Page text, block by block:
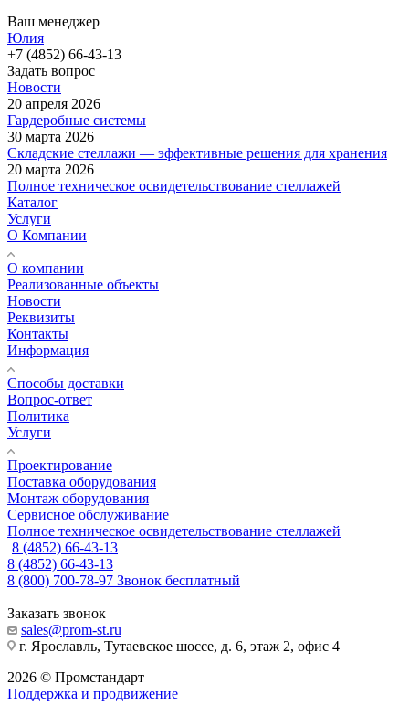
Ваш менеджер
Юлия
+7 (4852) 66-43-13
Задать вопрос
Новости
20 апреля 2026
Гардеробные системы
30 марта 2026
Складские стеллажи — эффективные решения для хранения
20 марта 2026
Полное техническое освидетельствование стеллажей
Каталог
Услуги
О Компании
О компании
Реализованные объекты
Новости
Реквизиты
Контакты
Информация
Способы доставки
Вопрос-ответ
Политика
Услуги
Проектирование
Поставка оборудования
Монтаж оборудования
Сервисное обслуживание
Полное техническое освидетельствование стеллажей
8 (4852) 66-43-13
8 (4852) 66-43-13
8 (800) 700-78-97 Звонок бесплатный
Заказать звонок
sales@prom-st.ru
г. Ярославль, Тутаевское шоссе, д. 6, этаж 2, офис 4
2026 © Промстандарт
Поддержка и продвижение